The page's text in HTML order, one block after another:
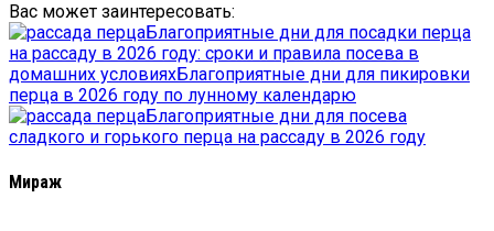
Вас может заинтересовать:
Благоприятные дни для посадки перца
на рассаду в 2026 году: сроки и правила посева в
домашних условияхБлагоприятные дни для пикировки
перца в 2026 году по лунному календарю
Благоприятные дни для посева
сладкого и горького перца на рассаду в 2026 году
Мираж